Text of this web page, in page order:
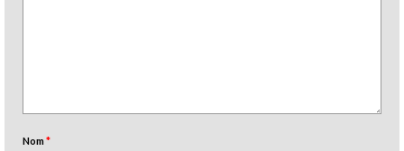
Nom*